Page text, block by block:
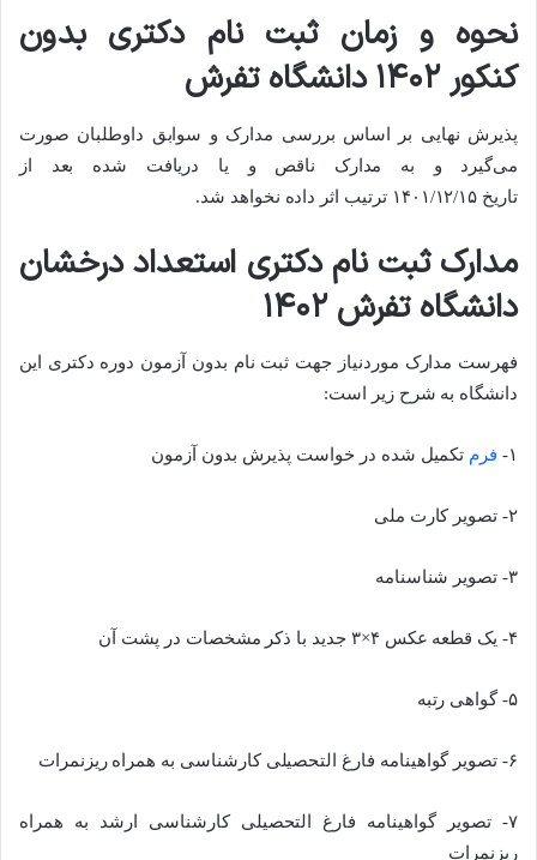
نحوه و زمان ثبت نام دکتری بدون
کنکور ۱۴۰۲ دانشگاه تفرش
پذیرش نهایی بر اساس بررسی مدارک و سوابق داوطلبان صورت
می‌گیرد و به مدارک ناقص و یا دریافت شده بعد از
تاریخ ۱۴۰۱/۱۲/۱۵ ترتیب اثر داده نخواهد شد.
مدارک ثبت نام دکتری استعداد درخشان
دانشگاه تفرش ۱۴۰۲
فهرست مدارک موردنیاز جهت ثبت نام بدون آزمون دوره دکتری این
دانشگاه به شرح زیر است:
۱- فرم تکمیل شده در خواست پذیرش بدون آزمون
۲- تصویر کارت ملی
۳- تصویر شناسنامه
۴- یک قطعه عکس ۴×۳ جدید با ذکر مشخصات در پشت آن
۵- گواهی رتبه
۶- تصویر گواهینامه فارغ التحصیلی کارشناسی به همراه ریزنمرات
۷- تصویر گواهینامه فارغ التحصیلی کارشناسی ارشد به همراه
ریزنمرات